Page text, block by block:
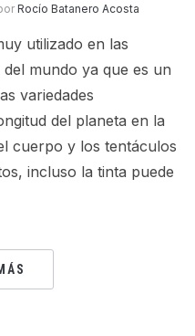
Rocío Batanero Acosta
utilizado en las
mundo ya que es un
variedades
del planeta en la
cuerpo y los tentáculos
incluso la tinta puede